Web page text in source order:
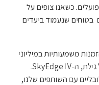
כשאנו צופים על
בטוחים שנעמוד ביעדים
משמעותיות במיליוני
דולרים עבור פלטפורמת הדור הבא של גילת, ה-SkyEdge IV.
עם השותפים שלנו,